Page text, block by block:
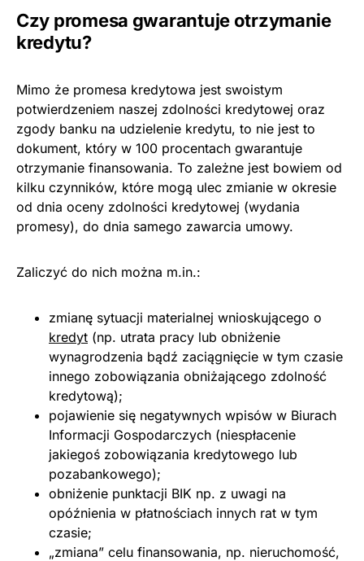
Czy promesa gwarantuje otrzymanie
kredytu?
Mimo że promesa kredytowa jest swoistym
potwierdzeniem naszej zdolności kredytowej oraz
zgody banku na udzielenie kredytu, to nie jest to
dokument, który w 100 procentach gwarantuje
otrzymanie finansowania. To zależne jest bowiem od
kilku czynników, które mogą ulec zmianie w okresie
od dnia oceny zdolności kredytowej (wydania
promesy), do dnia samego zawarcia umowy.
Zaliczyć do nich można m.in.:
zmianę sytuacji materialnej wnioskującego o
kredyt (np. utrata pracy lub obniżenie
wynagrodzenia bądź zaciągnięcie w tym czasie
innego zobowiązania obniżającego zdolność
kredytową);
pojawienie się negatywnych wpisów w Biurach
Informacji Gospodarczych (niespłacenie
jakiegoś zobowiązania kredytowego lub
pozabankowego);
obniżenie punktacji BIK np. z uwagi na
opóźnienia w płatnościach innych rat w tym
czasie;
„zmiana” celu finansowania, np. nieruchomość,